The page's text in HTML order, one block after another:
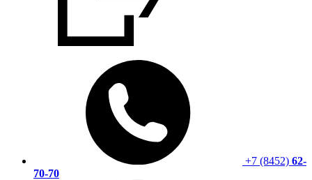
+7 (8452) 62-
70-70